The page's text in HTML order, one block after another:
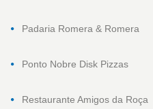
Padaria Romera & Romera
Ponto Nobre Disk Pizzas
Restaurante Amigos da Roça